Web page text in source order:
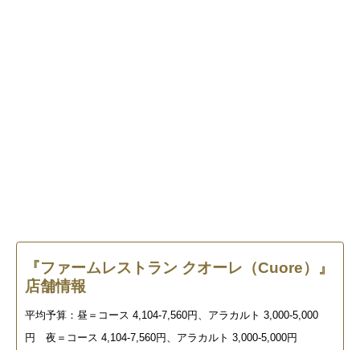
『ファームレストラン クオーレ（Cuore）』
店舗情報
平均予算：昼＝コース 4,104-7,560円、アラカルト 3,000-5,000
円 夜＝コース 4,104-7,560円、アラカルト 3,000-5,000円